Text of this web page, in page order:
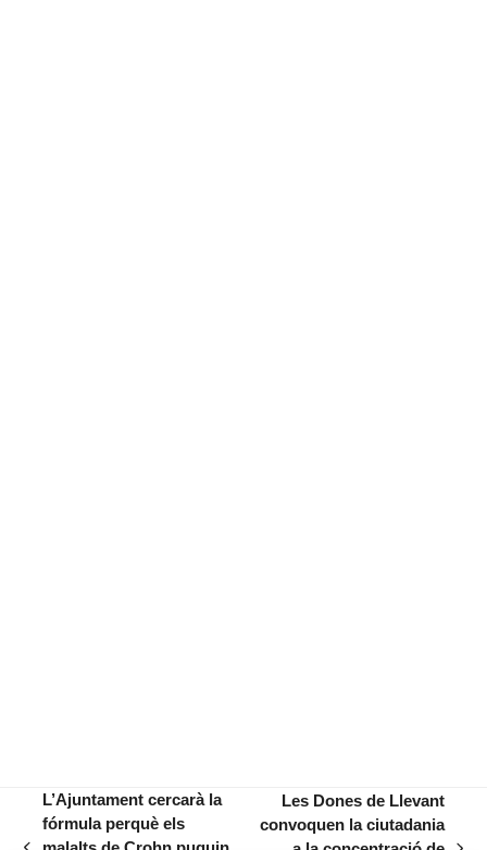
L’Ajuntament cercarà la
fórmula perquè els
Les Dones de Llevant
convoquen la ciutadania